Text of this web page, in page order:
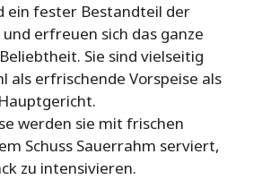
ein fester Bestandteil der
erfreuen sich das ganze
Sie sind vielseitig
als erfrischende Vorspeise als
werden sie mit frischen
Schuss Sauerrahm serviert,
zu intensivieren.